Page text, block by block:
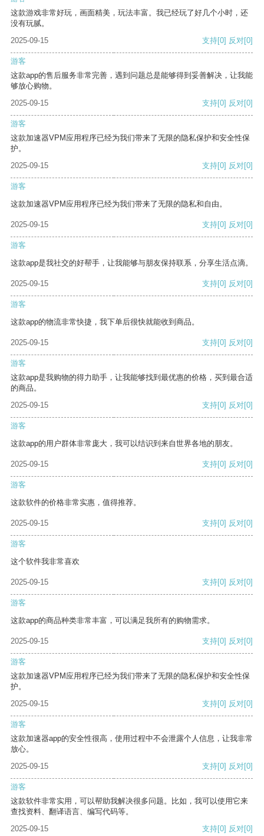
这款游戏非常好玩，画面精美，玩法丰富。我已经玩了好几个小时，还
没有玩腻。
2025-09-15
支持[0] 反对[0]
游客
这款app的售后服务非常完善，遇到问题总是能够得到妥善解决，让我能
够放心购物。
2025-09-15
支持[0] 反对[0]
游客
这款加速器VPM应用程序已经为我们带来了无限的隐私保护和安全性保
护。
2025-09-15
支持[0] 反对[0]
游客
这款加速器VPM应用程序已经为我们带来了无限的隐私和自由。
2025-09-15 支持[0] 反对[0]
游客
这款app是我社交的好帮手，让我能够与朋友保持联系，分享生活点滴。
2025-09-15 支持[0] 反对[0]
游客
这款app的物流非常快捷，我下单后很快就能收到商品。
2025-09-15 支持[0] 反对[0]
游客
这款app是我购物的得力助手，让我能够找到最优惠的价格，买到最合适
的商品。
2025-09-15
支持[0] 反对[0]
游客
这款app的用户群体非常庞大，我可以结识到来自世界各地的朋友。
2025-09-15 支持[0] 反对[0]
游客
这款软件的价格非常实惠，值得推荐。
2025-09-15 支持[0] 反对[0]
游客
这个软件我非常喜欢
2025-09-15 支持[0] 反对[0]
游客
这款app的商品种类非常丰富，可以满足我所有的购物需求。
2025-09-15 支持[0] 反对[0]
游客
这款加速器VPM应用程序已经为我们带来了无限的隐私保护和安全性保
护。
2025-09-15
支持[0] 反对[0]
游客
这款加速器app的安全性很高，使用过程中不会泄露个人信息，让我非常
放心。
2025-09-15
支持[0] 反对[0]
游客
这款软件非常实用，可以帮助我解决很多问题。比如，我可以使用它来
查找资料、翻译语言、编写代码等。
2025-09-15
支持[0] 反对[0]